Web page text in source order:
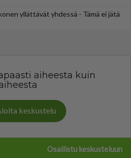
yllättävät yhdessä - Tämä ei jätä
aiheesta kuin
keskustelu
Osallistu keskusteluun